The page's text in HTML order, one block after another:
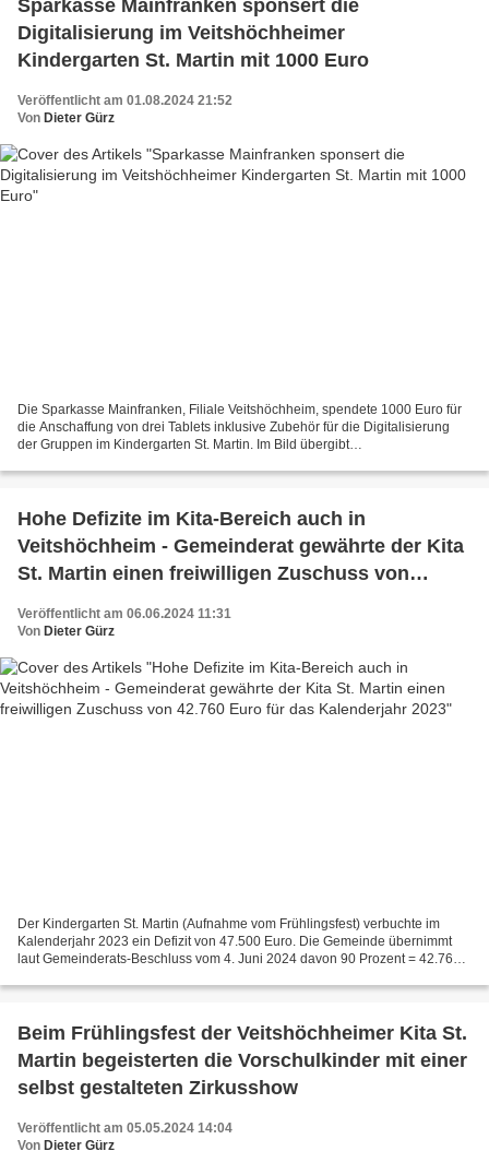
Sparkasse Mainfranken sponsert die
Digitalisierung im Veitshöchheimer
Kindergarten St. Martin mit 1000 Euro
Veröffentlicht am 01.08.2024 21:52
Von Dieter Gürz
Die Sparkasse Mainfranken, Filiale Veitshöchheim, spendete 1000 Euro für
die Anschaffung von drei Tablets inklusive Zubehör für die Digitalisierung
der Gruppen im Kindergarten St. Martin. Im Bild übergibt
Hohe Defizite im Kita-Bereich auch in
Veitshöchheim - Gemeinderat gewährte der Kita
St. Martin einen freiwilligen Zuschuss von
Veröffentlicht am 06.06.2024 11:31
Von Dieter Gürz
Der Kindergarten St. Martin (Aufnahme vom Frühlingsfest) verbuchte im
Kalenderjahr 2023 ein Defizit von 47.500 Euro. Die Gemeinde übernimmt
laut Gemeinderats-Beschluss vom 4. Juni 2024 davon 90 Prozent = 42.760
Beim Frühlingsfest der Veitshöchheimer Kita St.
Martin begeisterten die Vorschulkinder mit einer
selbst gestalteten Zirkusshow
Veröffentlicht am 05.05.2024 14:04
Von Dieter Gürz